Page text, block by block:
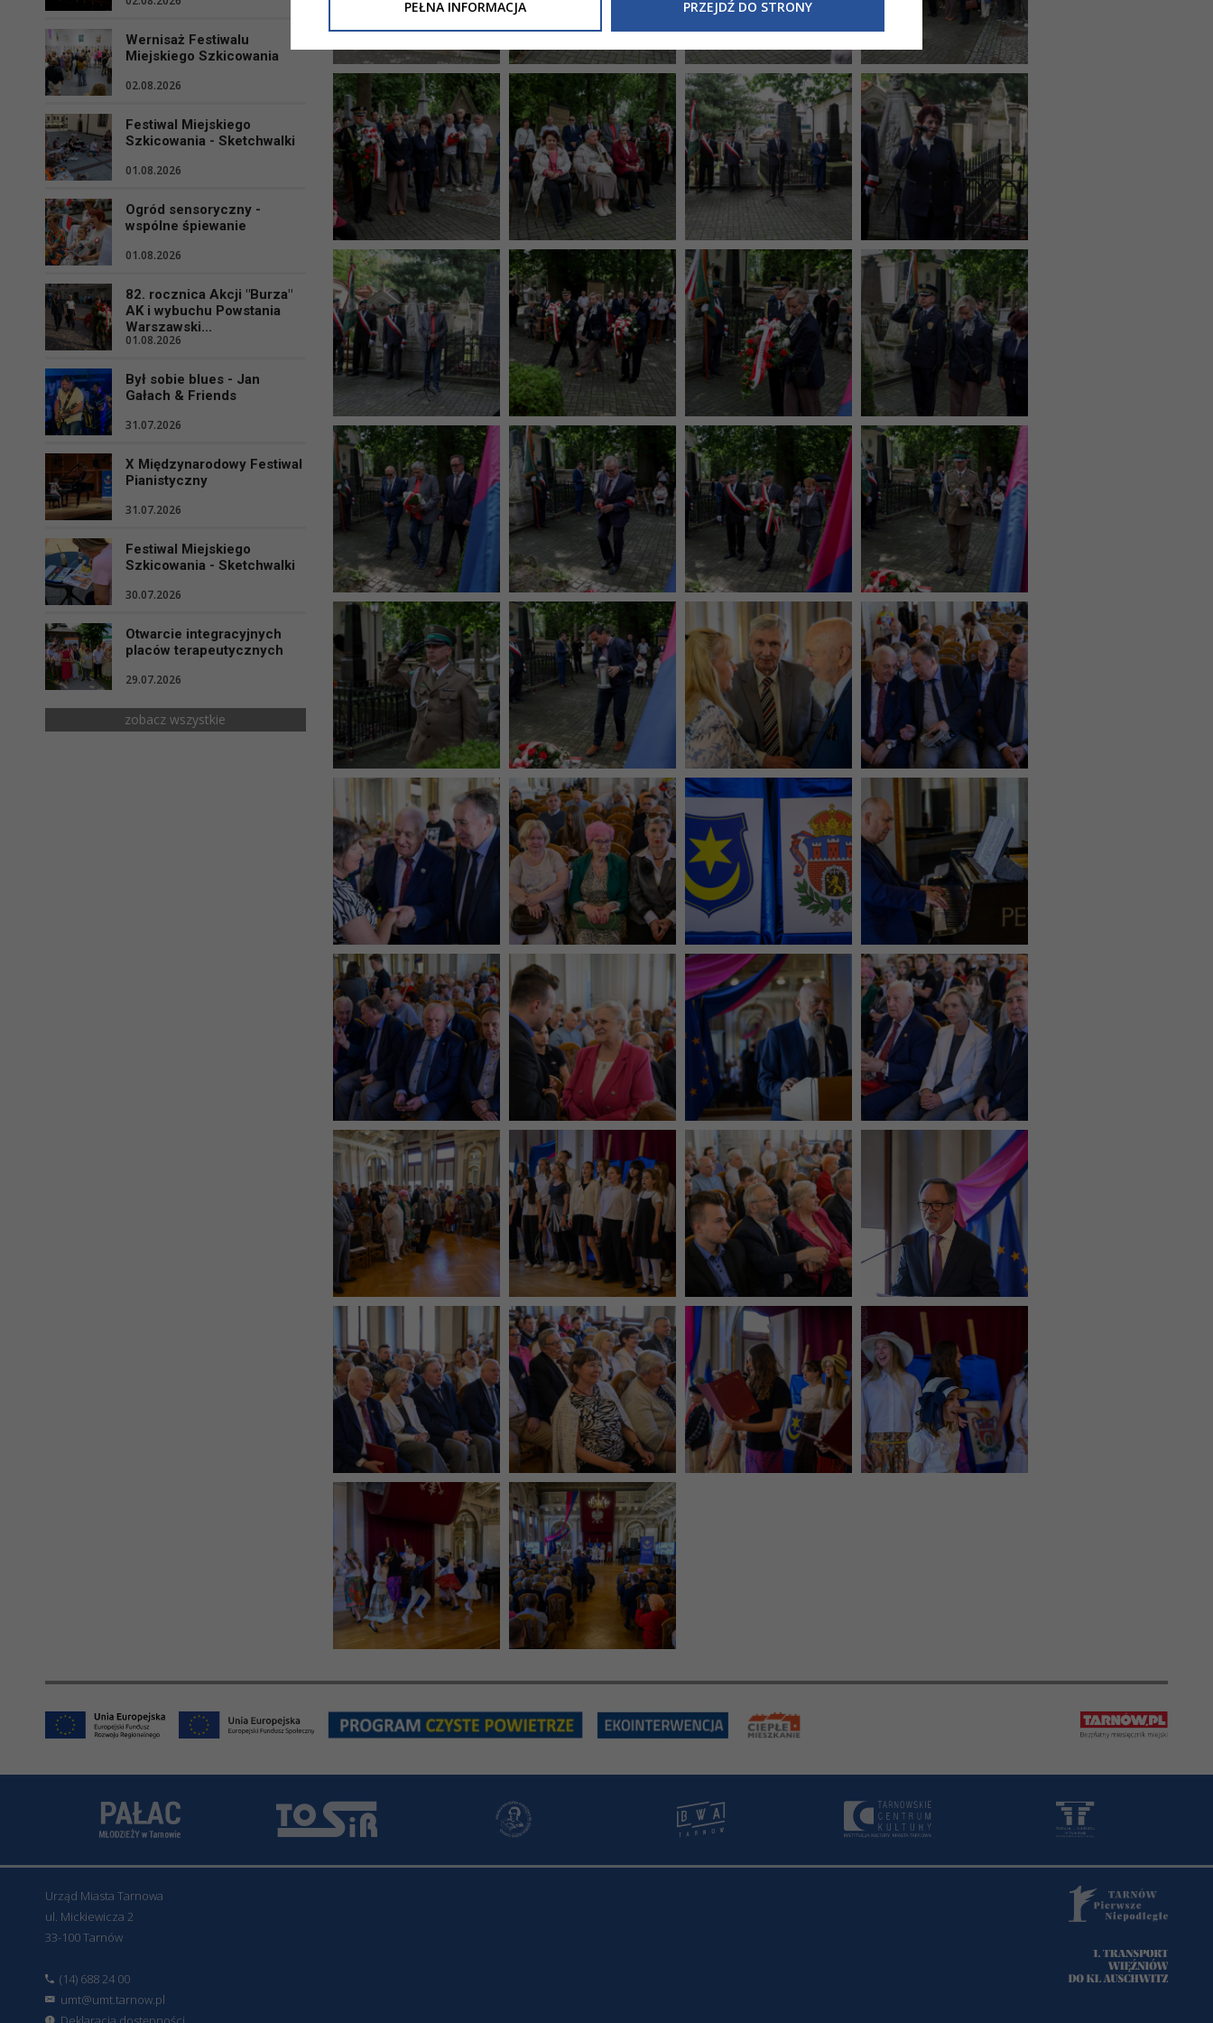
Wernisaż Festiwalu
Miejskiego Szkicowania
02.08.2026
Festiwal Miejskiego
Szkicowania - Sketchwalki
01.08.2026
Ogród sensoryczny -
wspólne śpiewanie
01.08.2026
82. rocznica Akcji "Burza"
AK i wybuchu Powstania
Warszawski...
01.08.2026
Był sobie blues - Jan
Gałach & Friends
31.07.2026
X Międzynarodowy Festiwal
Pianistyczny
31.07.2026
Festiwal Miejskiego
Szkicowania - Sketchwalki
30.07.2026
Otwarcie integracyjnych
placów terapeutycznych
29.07.2026
zobacz wszystkie
Urząd Miasta Tarnowa
ul. Mickiewicza 2
33-100 Tarnów
(14) 688 24 00
umt@umt.tarnow.pl
Niniejsza informacja nie wymaga od Państwa żadnych dodatkowych działań.
PEŁNA INFORMACJA PRZEJDŹ DO STRONY